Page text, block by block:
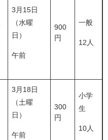
3月15日
（水曜
日）
午前
900
円
一般
12人
3月18日
（土曜
日）
午前
300
円
小学
生
10人